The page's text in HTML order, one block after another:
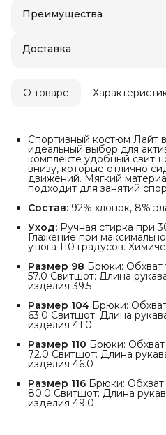
Преимущества
Оплата частями в Сплит
Доставка
О товаре
Спортивный костюм Лайт
идеальный выбор для
комплекте удобный
внизу, которые отлично
движений. Мягкий
подходит для занятий
Состав: 92% хлопок, 8%
Уход: Ручная стирка при
Глажение при
утюга 110 градусов.
Размер 98 Брюки: Обхват
57.0 Свитшот: Длина
изделия 39.5
Размер 104 Брюки:
63.0 Свитшот: Длина
изделия 41.0
Размер 110 Брюки:
72.0 Свитшот: Длина
изделия 46.0
Размер 116 Брюки: Обхват
80.0 Свитшот: Длина
изделия 49.0